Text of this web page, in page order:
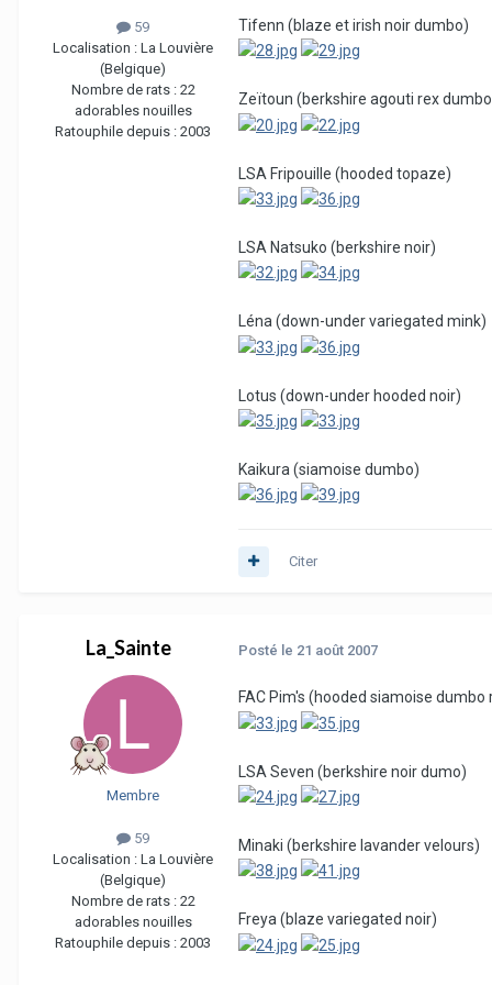
59
Localisation : La Louvière
(Belgique)
Nombre de rats : 22
adorables nouilles
Ratouphile depuis : 2003
Tifenn (blaze et irish noir dumbo)
Zeïtoun (berkshire agouti rex
LSA Fripouille (hooded topaze)
LSA Natsuko (berkshire noir)
Léna (down-under variegated mink)
Lotus (down-under hooded noir)
Kaikura (siamoise dumbo)
Citer
La_Sainte
Membre
59
Localisation : La Louvière
(Belgique)
Nombre de rats : 22
adorables nouilles
Ratouphile depuis : 2003
Posté le 21 août 2007
FAC Pim's (hooded siamoise dumbo
LSA Seven (berkshire noir dumo)
Minaki (berkshire lavander velours)
Freya (blaze variegated noir)